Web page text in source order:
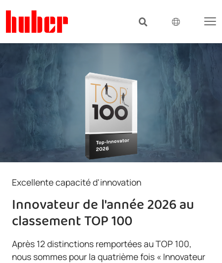
Excellente capacité d'innovation
Innovateur de l'année 2026 au
classement TOP 100
Après 12 distinctions remportées au TOP 100,
nous sommes pour la quatrième fois « Innovateur